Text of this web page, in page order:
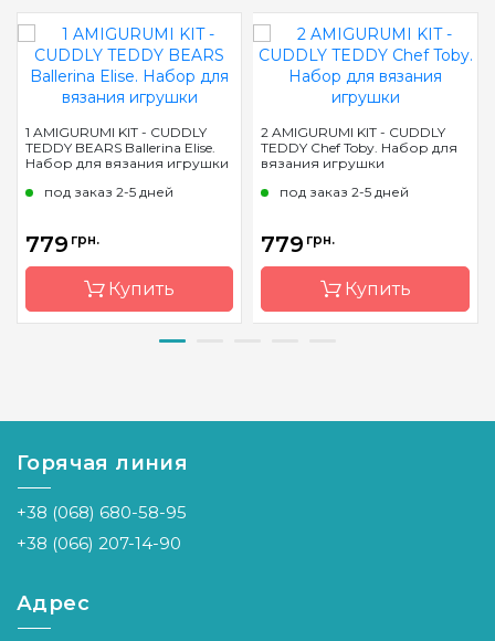
1 AMIGURUMI KIT - CUDDLY
TEDDY BEARS Ballerina Elise.
Набор для вязания игрушки
под заказ 2-5 дней
779 грн.
Купить
Страна-
Бразилия
2 AMIGURUMI KIT - CUDDLY
TEDDY Chef Toby. Набор для
вязания игрушки
под заказ 2-5 дней
779 грн.
Купить
Страна-
Бразилия
Горячая линия
+38 (068) 680-58-95
+38 (066) 207-14-90
Адрес